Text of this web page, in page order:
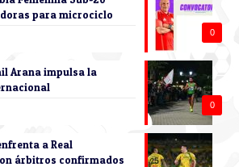
0
para microciclo
0
Arana impulsa la
a Real
árbitros confirmados